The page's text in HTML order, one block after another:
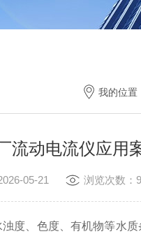
我的位置
流动电流仪应用
05-21 浏览次数：
度、色度、有机物等水